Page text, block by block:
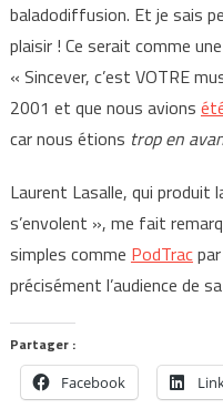
baladodiffusion. Et je sais
plaisir ! Ce serait comme
« Sincever, c’est VOTRE
2001 et que nous avions
car nous étions trop en
Laurent Lasalle, qui produit
s’envolent », me fait
simples comme PodTracpar
précisément l’audience de
Partager :
Facebook